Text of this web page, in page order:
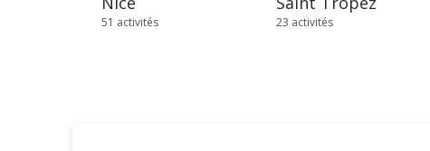
51 activités 23 activités